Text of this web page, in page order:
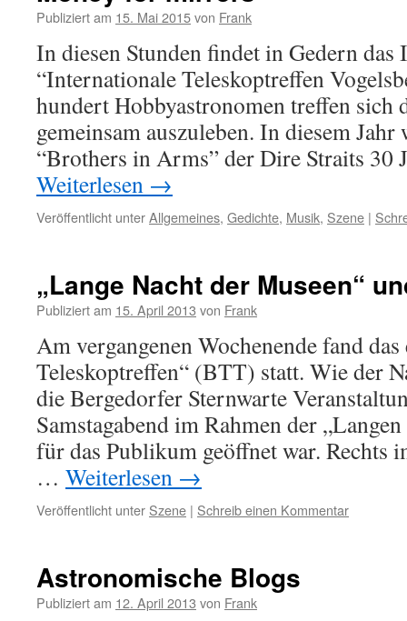
Publiziert am 15. Mai 2015von Frank
In diesen Stunden findet in Gedern das
“Internationale Teleskoptreffen
hundert Hobbyastronomen treffen sich
gemeinsam auszuleben. In diesem
“Brothers in Arms” der Dire Straits
Weiterlesen →
Veröffentlicht unterAllgemeines, Gedichte, Musik, Szene |
„Lange Nacht der Museen“
Publiziert am 15. April 2013 von Frank
Am vergangenen Wochenende fand
Teleskoptreffen“ (BTT) statt. Wie der
die Bergedorfer Sternwarte
Samstagabend im Rahmen der
für das Publikum geöffnet war. Rechts
… Weiterlesen →
Veröffentlicht unter Szene | Schreib einen Kommentar
Astronomische Blogs
Publiziert am 12. April 2013 von Frank